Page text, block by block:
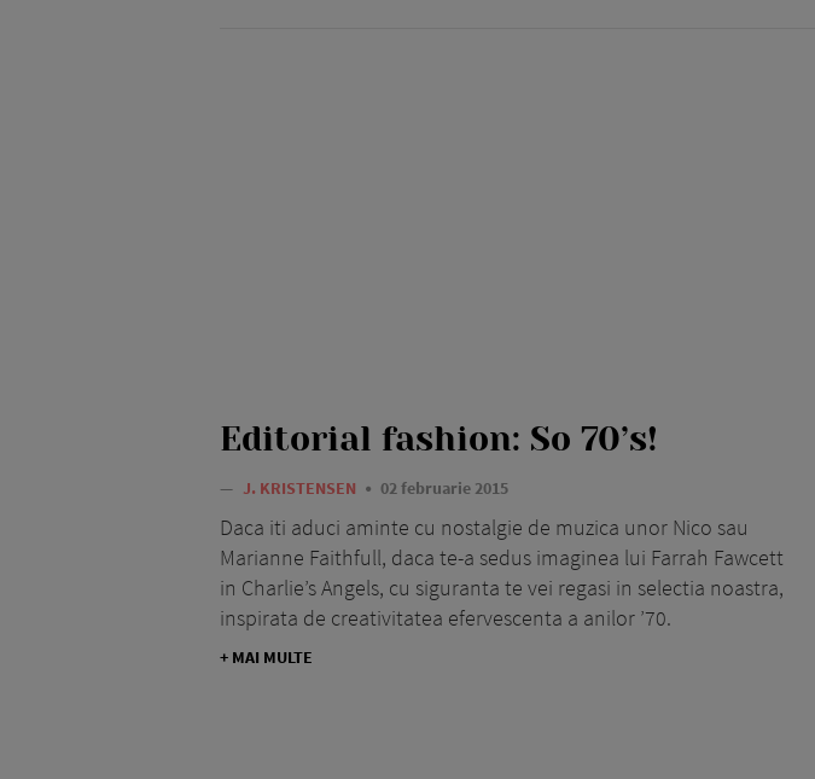
Editorial fashion: So 70’s!
— J. KRISTENSEN 02 februarie 2015
Daca iti aduci aminte cu nostalgie de muzica unor Nico sau
Marianne Faithfull, daca te-a sedus imaginea lui Farrah Fawcett
in Charlie’s Angels, cu siguranta te vei regasi in selectia noastra,
inspirata de creativitatea efervescenta a anilor ’70.
+ MAI MULTE